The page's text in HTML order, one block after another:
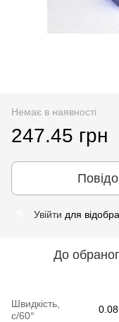
Немає в наявності
247.45 грн
Увійти для
До
Швидкість,
с/60°